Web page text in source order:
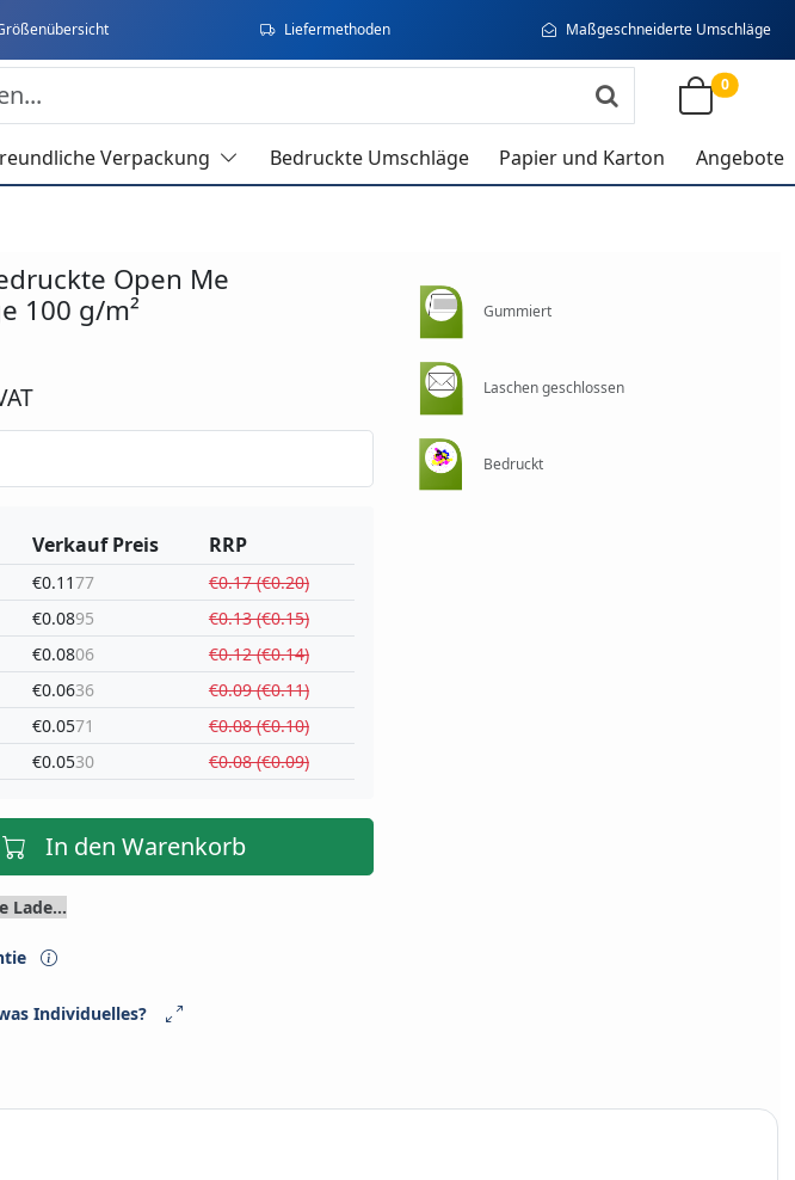
Liefermethoden Maßgeschneiderte Umschläge
0
Verpackung Bedruckte Umschläge Papier und Karton Angebote
Open Me
100 g/m²
Verkauf Preis
€0.1177
€0.0895
€0.0806
€0.0636
€0.0571
€0.0530
RRP
€0.17 (€0.20)
€0.13 (€0.15)
€0.12 (€0.14)
€0.09 (€0.11)
€0.08 (€0.10)
€0.08 (€0.09)
In den Warenkorb
Lade...
Individuelles?
Gummiert
Laschen geschlossen
Bedruckt